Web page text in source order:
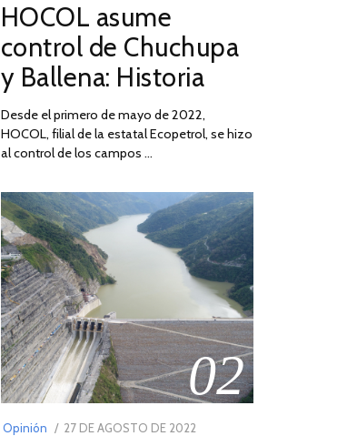
ON
DE
2026
HOCOL asume
control de Chuchupa
y Ballena: Historia
Desde el primero de mayo de 2022,
HOCOL, filial de la estatal Ecopetrol, se hizo
al control de los campos …
02
Opinión
POSTED
27 DE AGOSTO DE 2022